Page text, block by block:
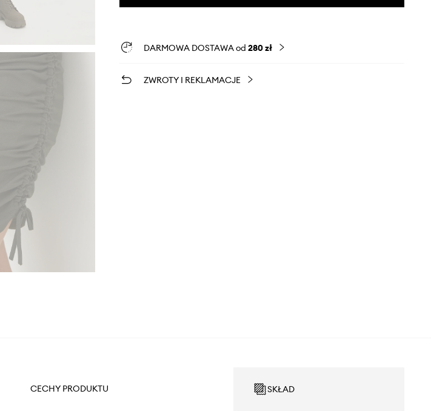
DARMOWA DOSTAWA od 280 zł
ZWROTY I REKLAMACJE
CECHY PRODUKTU SKŁAD